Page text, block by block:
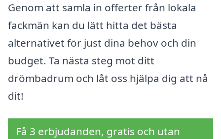
Genom att samla in offerter från lokala
fackmän kan du lätt hitta det bästa
alternativet för just dina behov och din
budget. Ta nästa steg mot ditt
drömbadrum och låt oss hjälpa dig att nå
dit!
Få 3 erbjudanden, gratis och utan